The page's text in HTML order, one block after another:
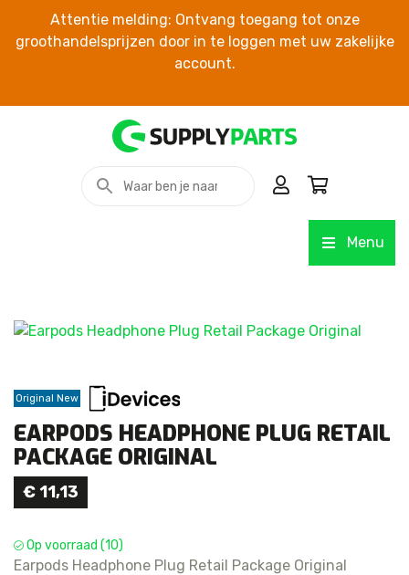
Attentie melding: Ontvang toegang tot onze
groothandelsprijzen door in te loggen met uw zakelijke
account.
Menu
Original New
EARPODS HEADPHONE PLUG RETAIL
PACKAGE ORIGINAL
€ 11,13
Op voorraad (10)
Earpods Headphone Plug Retail Package Original